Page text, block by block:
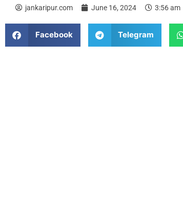
jankaripur.com June 16, 2024 3:56 am
Facebook Telegram